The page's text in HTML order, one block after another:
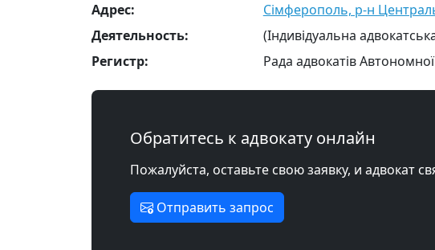
Адрес:
Сімферополь, р-н
Деятельность:
(Індивідуальна
Регистр:
Рада адвокатів
Обратитесь к адвокату онлайн
Пожалуйста, оставьте свою заявку, и адвокат
Отправить запрос